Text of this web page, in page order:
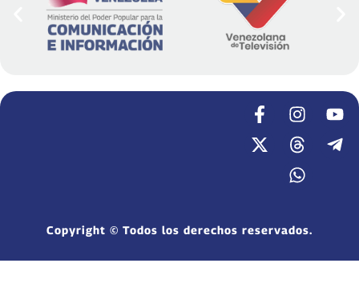
Copyright © Todos los derechos reservados.